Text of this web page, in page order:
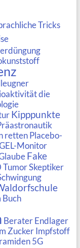
Tricks
die
Kipppunkte
retten Placebo-
Monitor
Fake
TumorSkeptiker
Buch
Berater Endlager
Zucker Impfstoff
5G